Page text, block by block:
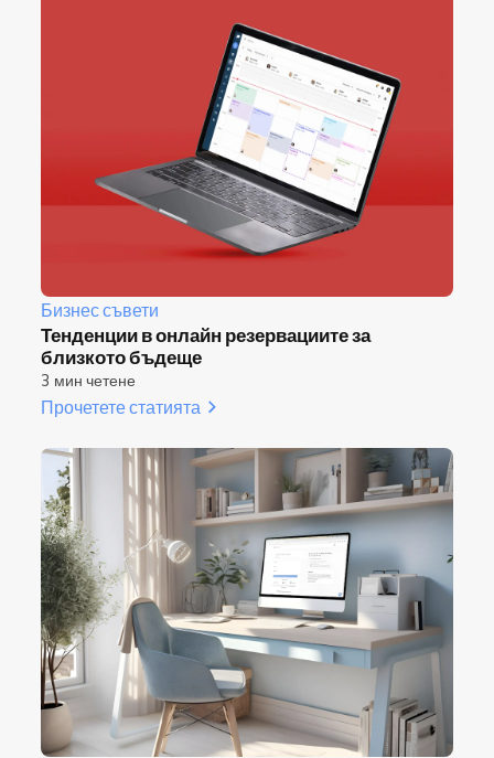
Бизнес съвети
Тенденции в онлайн резервациите за
близкото бъдеще
3 мин четене
Прочетете статията